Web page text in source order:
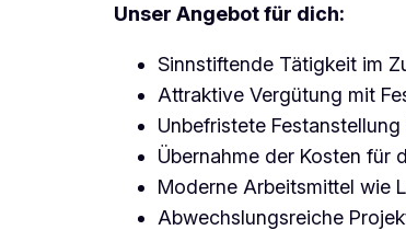
Unser Angebot für dich:
Sinnstiftende Tätigkeit im
Attraktive Vergütung mit
Unbefristete
Übernahme der Kosten für
Moderne Arbeitsmittel wie
Abwechslungsreiche